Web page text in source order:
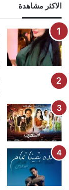
الاكثر مشاهدة